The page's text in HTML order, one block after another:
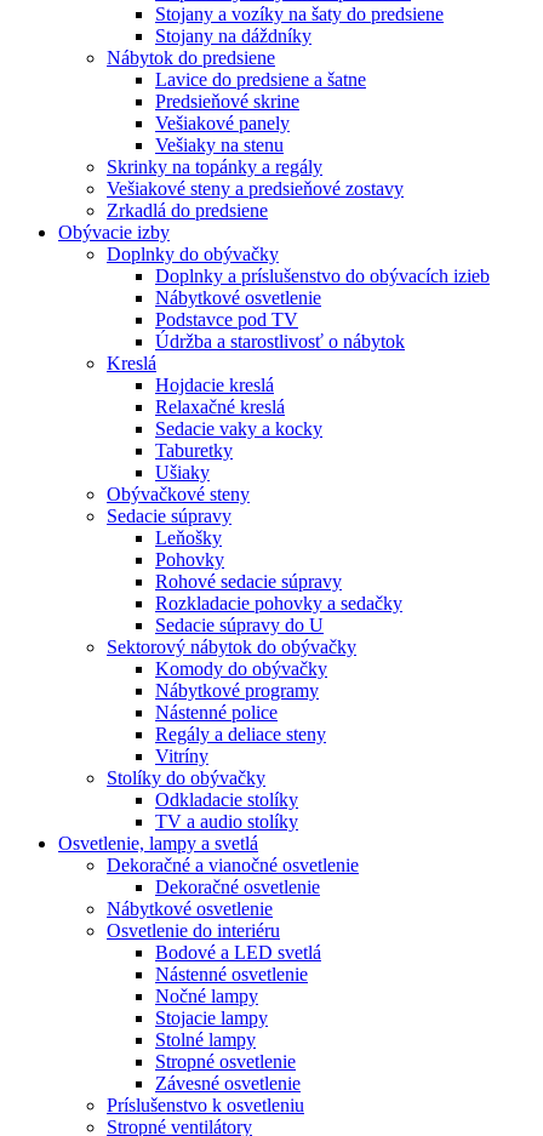
Stojany a vozíky na šaty do predsiene
Stojany na dáždníky
Nábytok do predsiene
Lavice do predsiene a šatne
Predsieňové skrine
Vešiakové panely
Vešiaky na stenu
Skrinky na topánky a regály
Vešiakové steny a predsieňové zostavy
Zrkadlá do predsiene
Obývacie izby
Doplnky do obývačky
Doplnky a príslušenstvo do obývacích izieb
Nábytkové osvetlenie
Podstavce pod TV
Údržba a starostlivosť o nábytok
Kreslá
Hojdacie kreslá
Relaxačné kreslá
Sedacie vaky a kocky
Taburetky
Ušiaky
Obývačkové steny
Sedacie súpravy
Leňošky
Pohovky
Rohové sedacie súpravy
Rozkladacie pohovky a sedačky
Sedacie súpravy do U
Sektorový nábytok do obývačky
Komody do obývačky
Nábytkové programy
Nástenné police
Regály a deliace steny
Vitríny
Stolíky do obývačky
Odkladacie stolíky
TV a audio stolíky
Osvetlenie, lampy a svetlá
Dekoračné a vianočné osvetlenie
Dekoračné osvetlenie
Nábytkové osvetlenie
Osvetlenie do interiéru
Bodové a LED svetlá
Nástenné osvetlenie
Nočné lampy
Stojacie lampy
Stolné lampy
Stropné osvetlenie
Závesné osvetlenie
Príslušenstvo k osvetleniu
Stropné ventilátory